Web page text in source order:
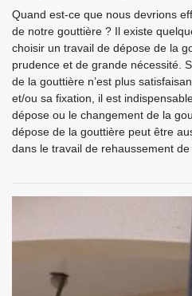
Quand est-ce que nous devrions
de notre gouttière ? Il existe
choisir un travail de dépose de la
prudence et de grande nécessité.
de la gouttière n’est plus
et/ou sa fixation, il est
dépose ou le changement de la
dépose de la gouttière peut être
dans le travail de rehaussement de